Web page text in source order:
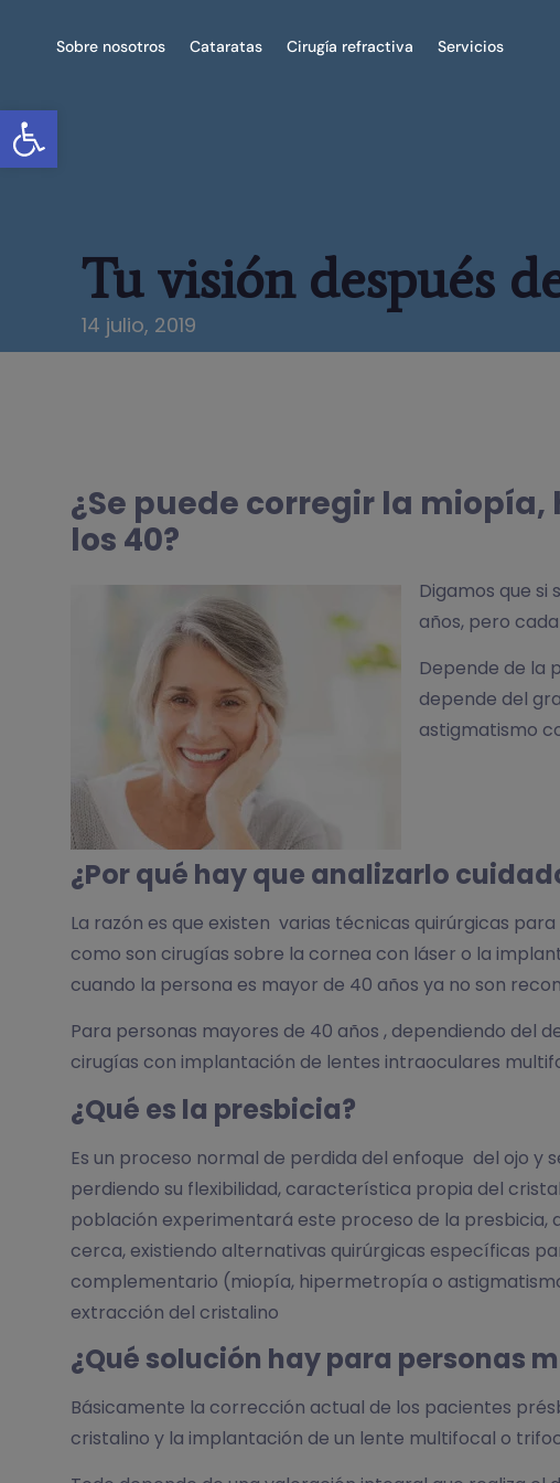
Abrir barra de herramientas
Sobre nosotros Cataratas Cirugía refractiva Servicios
Tu visión después
14 julio, 2019
¿Se puede corregir la
los 40?
Digamos que
años, pero
Depende de la
depende del
astigmatismo
¿Por qué hay que analizarlo
La razón es que existen varias técnicas quirúrgicas
como son cirugías sobre la cornea con láser o la
cuando la persona es mayor de 40 años ya no son
Para personas mayores de 40 años , dependiendo del
cirugías con implantación de lentes intraoculares
¿Qué es la presbicia?​
Es un proceso normal de perdida del enfoque del ojo
perdiendo su flexibilidad, característica propia del
población experimentará este proceso de la presbicia,
cerca, existiendo alternativas quirúrgicas específicas
complementario (miopía, hipermetropía o
extracción del cristalino
¿Qué solución hay para personas
Básicamente la corrección actual de los pacientes
cristalino y la implantación de un lente multifocal o